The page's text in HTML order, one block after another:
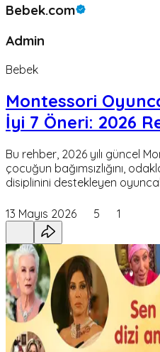
Bebek.com
Admin
Bebek
Montessori
İyi 7 Öneri: 2026
Bu rehber, 2026 yılı güncel
çocuğun bağımsızlığını,
disiplinini destekleyen
13 Mayıs 2026 5 1